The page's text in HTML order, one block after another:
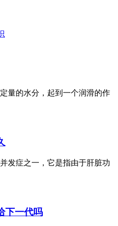
量的水分，起到一个润滑的作
发症之一，它是指由于肝脏功
下一代吗